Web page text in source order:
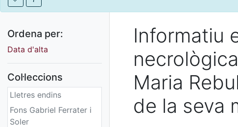
Ordena per:
Data d'alta
Col·leccions
Lletres endins
Fons Gabriel Ferrater i
Soler
Informatiu
Maria
de la seva